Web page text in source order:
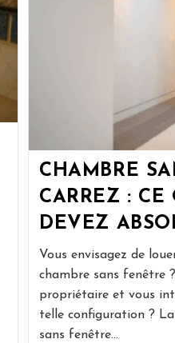
CHAMBRE
CARREZ : CE
DEVEZ
Vous envisagez de
chambre sans fenêtre
propriétaire et vous
telle configuration ?
sans fenêtre…